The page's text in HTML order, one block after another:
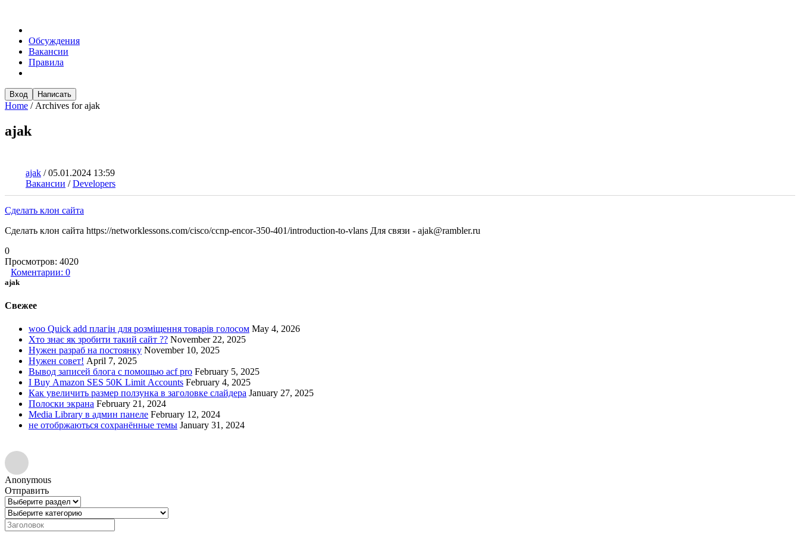
Обсуждения
Вакансии
Правила
Вход Написать
Home / Archives for ajak
ajak
ajak /05.01.2024 13:59
Вакансии /Developers
Сделать клон сайта
Сделать клон сайта https://networklessons.com/cisco/ccnp-encor-350-401/introduction-to-vlans Для связи - ajak@rambler.ru
0
Просмотров: 4020
Коментарии: 0
ajak
Свежее
woo Quick add плагін для розміщення товарів голосом May 4, 2026
Хто знає як зробити такий сайт ?? November 22, 2025
Нужен разраб на постоянку November 10, 2025
Нужен совет! April 7, 2025
Вывод записей блога с помощью acf pro February 5, 2025
I Buy Amazon SES 50K Limit Accounts February 4, 2025
Как увеличить размер ползунка в заголовке слайдера January 27, 2025
Полоски экрана February 21, 2024
Media Library в админ панеле February 12, 2024
не отобржаються сохранённые темы January 31, 2024
Anonymous
Отправить